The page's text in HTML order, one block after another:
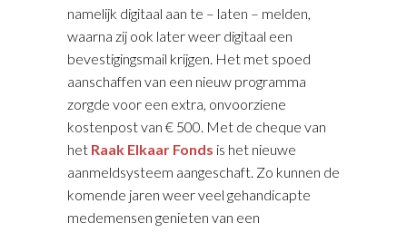
namelijk digitaal aan te – laten – melden,
waarna zij ook later weer digitaal een
bevestigingsmail krijgen. Het met spoed
aanschaffen van een nieuw programma
zorgde voor een extra, onvoorziene
kostenpost van € 500. Met de cheque van
het Raak Elkaar Fonds is het nieuwe
aanmeldsysteem aangeschaft. Zo kunnen de
komende jaren weer veel gehandicapte
medemensen genieten van een